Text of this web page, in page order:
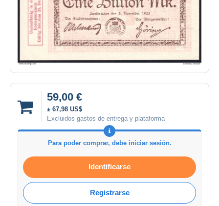
59,00 €
± 67,98 US$
Excluidos gastos de entrega y plataforma
Para poder comprar, debe iniciar sesión.
Identificarse
Registrarse